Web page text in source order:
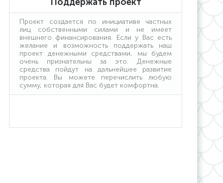
условия получения.
Проект создается по инициативе частных
лиц собственными силами и не имеет
внешнего финансирования. Если у Вас есть
желание и возможность поддержать наш
проект денежными средствами, мы будем
очень признательны за это. Денежные
средства пойдут на дальнейшее развитие
проекта. Вы можете перечислить любую
сумму, которая для Вас будет комфортна.